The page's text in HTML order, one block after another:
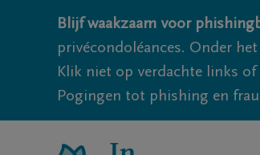
Blijf waakzaam voor
privécondoléances. Onder
Klik niet op verdachte links
Pogingen tot phishing en